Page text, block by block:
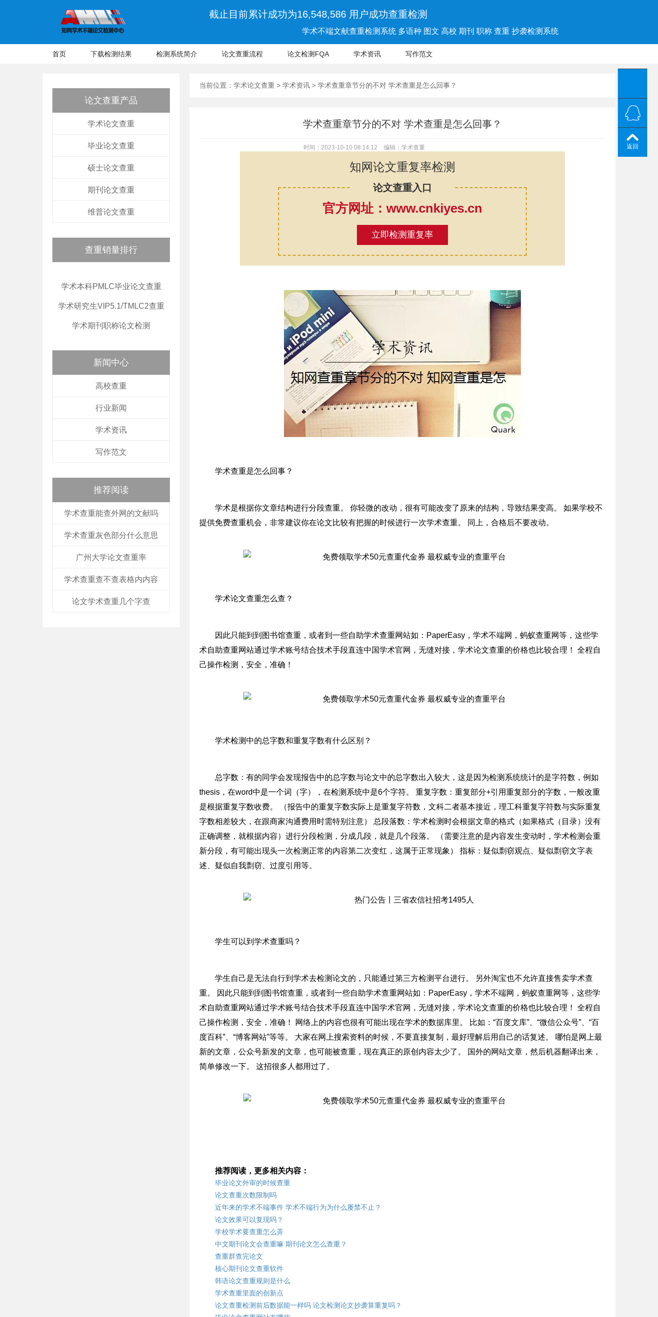
截止目前累计成功为16,548,586 用户成功查重检测
学术不端文献查重检测系统 多语种 图文 高校 期刊 职称 查重 抄袭检测系统
首页 下载检测结果 检测系统简介 论文查重流程 论文检测FQA 学术资讯 写作范文
论文查重产品
学术论文查重
毕业论文查重
硕士论文查重
期刊论文查重
维普论文查重
查重销量排行
学术本科PMLC毕业论文查重
学术研究生VIP5.1/TMLC2查重
学术期刊职称论文检测
新闻中心
高校查重
行业新闻
学术资讯
写作范文
推荐阅读
学术查重能查外网的文献吗
学术查重灰色部分什么意思
广州大学论文查重率
学术查重查不查表格内内容
论文学术查重几个字查
当前位置： 学术论文查重 > 学术资讯 > 学术查重章节分的不对 学术查重是怎么回事？
学术查重章节分的不对 学术查重是怎么回事？
时间：2023-10-10 08:14:12 编辑：学术查重
知网论文重复率检测
论文查重入口
官方网址：www.cnkiyes.cn
立即检测重复率
学术查重是怎么回事？
学术是根据你文章结构进行分段查重。 你轻微的改动，很有可能改变了原来的结构，导致结果变高。 如果学校不
提供免费查重机会，非常建议你在论文比较有把握的时候进行一次学术查重。 同上，合格后不要改动。
学术论文查重怎么查？
因此只能到到图书馆查重，或者到一些自助学术查重网站如：PaperEasy，学术不端网，蚂蚁查重网等，这些学
术自助查重网站通过学术账号结合技术手段直连中国学术官网，无缝对接，学术论文查重的价格也比较合理！ 全程自
己操作检测，安全，准确！
学术检测中的总字数和重复字数有什么区别？
总字数：有的同学会发现报告中的总字数与论文中的总字数出入较大，这是因为检测系统统计的是字符数，例如
thesis，在word中是一个词（字），在检测系统中是6个字符。 重复字数：重复部分+引用重复部分的字数，一般改重
是根据重复字数收费。 （报告中的重复字数实际上是重复字符数，文科二者基本接近，理工科重复字符数与实际重复
字数相差较大，在跟商家沟通费用时需特别注意） 总段落数：学术检测时会根据文章的格式（如果格式（目录）没有
正确调整，就根据内容）进行分段检测，分成几段，就是几个段落。 （需要注意的是内容发生变动时，学术检测会重
新分段，有可能出现头一次检测正常的内容第二次变红，这属于正常现象） 指标：疑似剽窃观点、疑似剽窃文字表
述、疑似自我剽窃、过度引用等。
学生可以到学术查重吗？
学生自己是无法自行到学术去检测论文的，只能通过第三方检测平台进行。 另外淘宝也不允许直接售卖学术查
重。 因此只能到到图书馆查重，或者到一些自助学术查重网站如：PaperEasy，学术不端网，蚂蚁查重网等，这些学
术自助查重网站通过学术账号结合技术手段直连中国学术官网，无缝对接，学术论文查重的价格也比较合理！ 全程自
己操作检测，安全，准确！ 网络上的内容也很有可能出现在学术的数据库里。 比如：“百度文库”、“微信公众号”、“百
度百科”、“博客网站”等等。 大家在网上搜索资料的时候，不要直接复制，最好理解后用自己的话复述。 哪怕是网上最
新的文章，公众号新发的文章，也可能被查重，现在真正的原创内容太少了。 国外的网站文章，然后机器翻译出来，
简单修改一下。 这招很多人都用过了。
推荐阅读，更多相关内容：
毕业论文外审的时候查重
论文查重次数限制吗
近年来的学术不端事件 学术不端行为为什么屡禁不止？
论文效果可以复现吗？
学校学术要查重怎么弄
中文期刊论文会查重嘛 期刊论文怎么查重？
查重群查完论文
核心期刊论文查重软件
韩语论文查重规则是什么
学术查重里面的创新点
论文查重检测前后数据能一样吗 论文检测论文抄袭算重复吗？
返回